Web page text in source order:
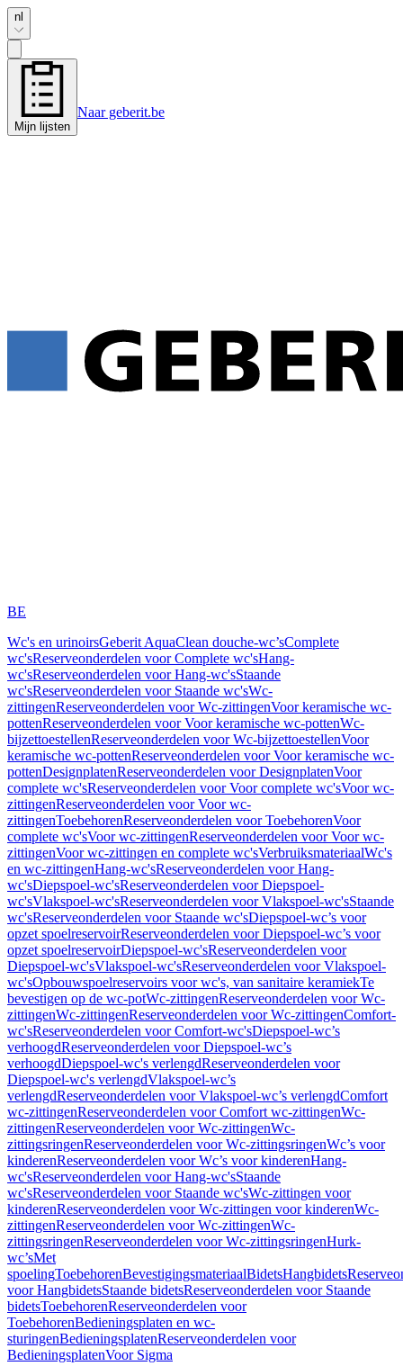
nl
Mijn lijsten
Naar geberit.be
BE
Wc's en urinoirsGeberit AquaClean douche-wc’sComplete
wc'sReserveonderdelen voor Complete wc'sHang-
wc'sReserveonderdelen voor Hang-wc'sStaande
wc'sReserveonderdelen voor Staande wc'sWc-
zittingenReserveonderdelen voor Wc-zittingenVoor keramische wc-
pottenReserveonderdelen voor Voor keramische wc-pottenWc-
bijzettoestellenReserveonderdelen voor Wc-bijzettoestellenVoor
keramische wc-pottenReserveonderdelen voor Voor keramische wc-
pottenDesignplatenReserveonderdelen voor DesignplatenVoor
complete wc'sReserveonderdelen voor Voor complete wc'sVoor wc-
zittingenReserveonderdelen voor Voor wc-
zittingenToebehorenReserveonderdelen voor ToebehorenVoor
complete wc'sVoor wc-zittingenReserveonderdelen voor Voor wc-
zittingenVoor wc-zittingen en complete wc'sVerbruiksmateriaalWc's
en wc-zittingenHang-wc'sReserveonderdelen voor Hang-
wc'sDiepspoel-wc'sReserveonderdelen voor Diepspoel-
wc'sVlakspoel-wc'sReserveonderdelen voor Vlakspoel-wc'sStaande
wc'sReserveonderdelen voor Staande wc'sDiepspoel-wc’s voor
opzet spoelreservoirReserveonderdelen voor Diepspoel-wc’s voor
opzet spoelreservoirDiepspoel-wc'sReserveonderdelen voor
Diepspoel-wc'sVlakspoel-wc'sReserveonderdelen voor Vlakspoel-
wc'sOpbouwspoelreservoirs voor wc's, van sanitaire keramiekTe
bevestigen op de wc-potWc-zittingenReserveonderdelen voor Wc-
zittingenWc-zittingenReserveonderdelen voor Wc-zittingenComfort-
wc'sReserveonderdelen voor Comfort-wc'sDiepspoel-wc’s
verhoogdReserveonderdelen voor Diepspoel-wc’s
verhoogdDiepspoel-wc's verlengdReserveonderdelen voor
Diepspoel-wc's verlengdVlakspoel-wc’s
verlengdReserveonderdelen voor Vlakspoel-wc’s verlengdComfort
wc-zittingenReserveonderdelen voor Comfort wc-zittingenWc-
zittingenReserveonderdelen voor Wc-zittingenWc-
zittingsringenReserveonderdelen voor Wc-zittingsringenWc’s voor
kinderenReserveonderdelen voor Wc’s voor kinderenHang-
wc'sReserveonderdelen voor Hang-wc'sStaande
wc'sReserveonderdelen voor Staande wc'sWc-zittingen voor
kinderenReserveonderdelen voor Wc-zittingen voor kinderenWc-
zittingenReserveonderdelen voor Wc-zittingenWc-
zittingsringenReserveonderdelen voor Wc-zittingsringenHurk-
wc’sMet
spoelingToebehorenBevestigingsmateriaalBidetsHangbidets
voor HangbidetsStaande bidetsReserveonderdelen voor Staande
bidetsToebehorenReserveonderdelen voor
ToebehorenBedieningsplaten en wc-
sturingenBedieningsplatenReserveonderdelen voor
BedieningsplatenVoor Sigma